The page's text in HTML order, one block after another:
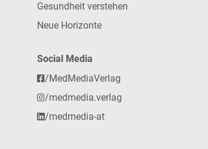
Gesundheit verstehen
Neue Horizonte
Social Media
/MedMediaVerlag
/medmedia.verlag
/medmedia-at